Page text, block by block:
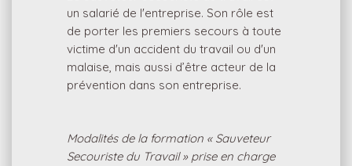
un salarié de l'entreprise. Son rôle est
de porter les premiers secours à toute
victime d'un accident du travail ou d'un
malaise, mais aussi d’être acteur de la
prévention dans son entreprise.
Modalités de la formation « Sauveteur
Secouriste du Travail » prise en charge